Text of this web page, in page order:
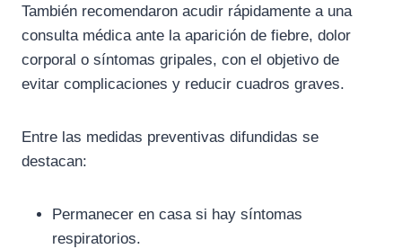
También recomendaron acudir rápidamente a una
consulta médica ante la aparición de fiebre, dolor
corporal o síntomas gripales, con el objetivo de
evitar complicaciones y reducir cuadros graves.
Entre las medidas preventivas difundidas se
destacan:
Permanecer en casa si hay síntomas
respiratorios.